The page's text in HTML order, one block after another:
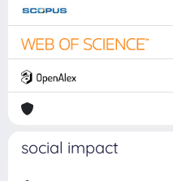
social impact